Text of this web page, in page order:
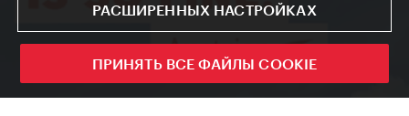
РАСШИРЕННЫХ НАСТРОЙКАХ
ПРИНЯТЬ ВСЕ ФАЙЛЫ COOKIE